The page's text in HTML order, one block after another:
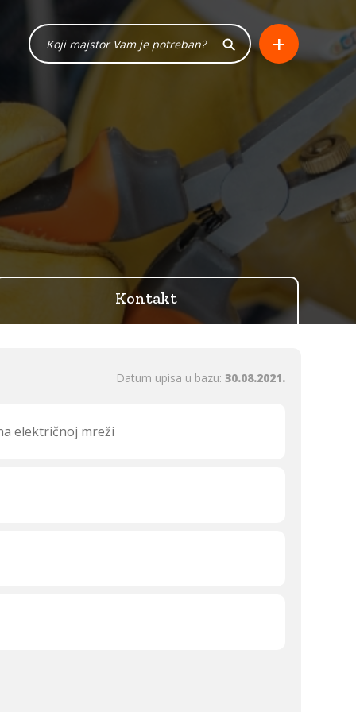
+
Kontakt
Datum upisa u bazu: 30.08.2021.
električnoj mreži